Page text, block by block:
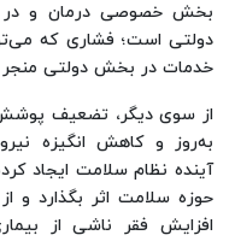
بخش خصوصی درمان و در
دولتی است؛ فشاری که
خدمات در بخش دولتی
از سوی دیگر، تضعیف
به‌روز و کاهش انگیزه
آینده نظام سلامت ایجاد
حوزه سلامت اثر بگذارد
افزایش فقر ناشی از